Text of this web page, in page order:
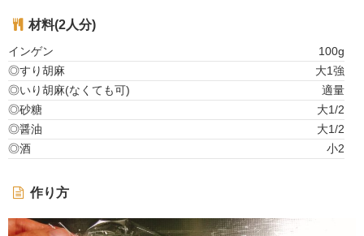
材料(2人分)
インゲン
100g
◎すり胡麻
大1強
◎いり胡麻(なくても可)
適量
◎砂糖
大1/2
◎醤油
大1/2
◎酒
小2
作り方